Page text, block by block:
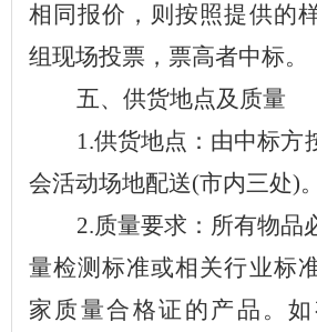
相同报价，则按照提供的
组现场投票，票高者中标。
五、供货地点及质量
1.供货地点： 由中标方
会活动场地配送(市内三处)。
2.质量要求：所有物品
量检测标准或相关行业标
家质量合格证的产品。